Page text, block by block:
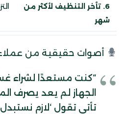
6. تأخر التنظيف لأكثر من
شهر
أصوات حقيقية من
“كنت مستعدًا لشراء
الجهاز لم يعد يصرف
تأتي تقول ‘لازم